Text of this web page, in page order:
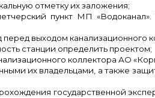
отметку их заложения;
пункт МП
выходом канализационного
станции определить проектом;
коллектора АО
их владельцами, а также
государственной